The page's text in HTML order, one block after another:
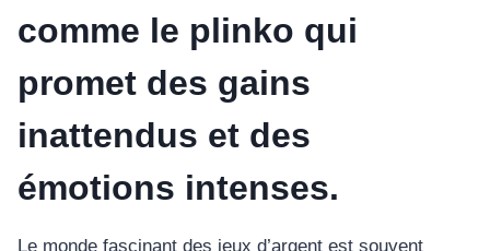
comme le plinko qui
promet des gains
inattendus et des
émotions intenses.
Le monde fascinant des jeux d’argent est souvent